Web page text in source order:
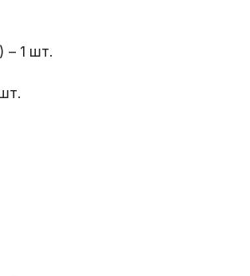
– 1 шт.